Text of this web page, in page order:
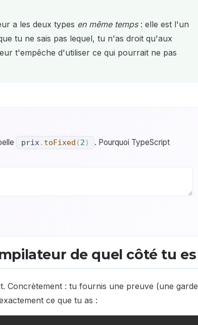
a les deux types en même temps: elle est l'un
tu ne sais pas lequel, tu n'as droit qu'aux
t'empêche d'utiliser ce qui pourrait ne pas
prix. toFixed ( 2 )
. Pourquoi TypeScript
de quel côté tu es
Concrètement : tu fournis une preuve (une garde
ce que tu as :